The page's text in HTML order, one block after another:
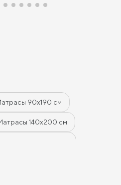
90х190 см
140х200 см